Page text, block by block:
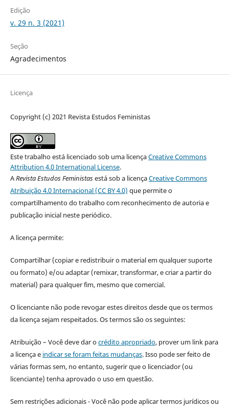
Edição
v. 29 n. 3 (2021)
Seção
Agradecimentos
Licença
Copyright (c) 2021 Revista Estudos Feministas
Este trabalho está licenciado sob uma licençaCreative Commons
Attribution 4.0 International License.
ARevista Estudos Feministasestá sob a licençaCreative Commons
Atribuição 4.0 Internacional (CC BY 4.0) que permite o
compartilhamento do trabalho com reconhecimento de autoria e
publicação inicial neste periódico.
A licença permite:
Compartilhar (copiar e redistribuir o material em qualquer suporte
ou formato) e/ou adaptar (remixar, transformar, e criar a partir do
material) para qualquer fim, mesmo que comercial.
O licenciante não pode revogar estes direitos desde que os termos
da licença sejam respeitados. Os termos são os seguintes:
Atribuição – Você deve dar ocrédito apropriado, prover um link para
a licença e indicar se foram feitas mudanças. Isso pode ser feito de
várias formas sem, no entanto, sugerir que o licenciador (ou
licenciante) tenha aprovado o uso em questão.
Sem restrições adicionais - Você não pode aplicar termos jurídicos ou